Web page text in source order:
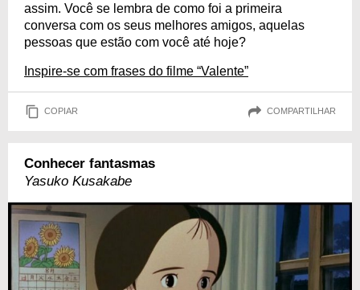
assim. Você se lembra de como foi a primeira
conversa com os seus melhores amigos, aquelas
pessoas que estão com você até hoje?
Inspire-se com frases do filme “Valente”
COPIAR COMPARTILHAR
Conhecer fantasmas
Yasuko Kusakabe